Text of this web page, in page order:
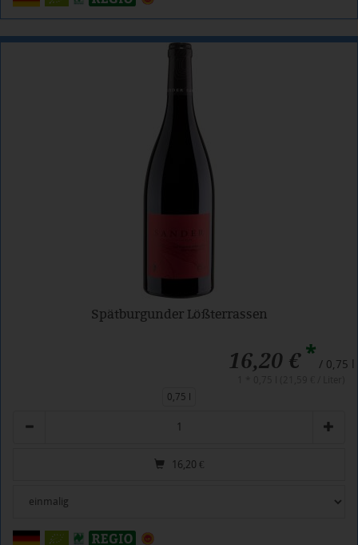
Spätburgunder Lößterrassen
16,20 €* / 0,75 l
0,75 l
16,20 €